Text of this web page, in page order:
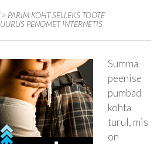
> PARIM KOHT SELLEKS TOOTE
PENOMET INTERNETIS
Summa
peenise
pumbad
kohta
turul, mis
on